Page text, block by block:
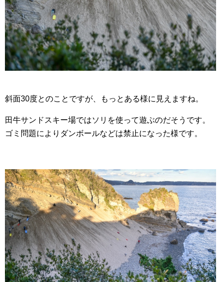
斜面30度とのことですが、もっとある様に見えますね。
田牛サンドスキー場ではソリを使って遊ぶのだそうです。
ゴミ問題によりダンボールなどは禁止になった様です。